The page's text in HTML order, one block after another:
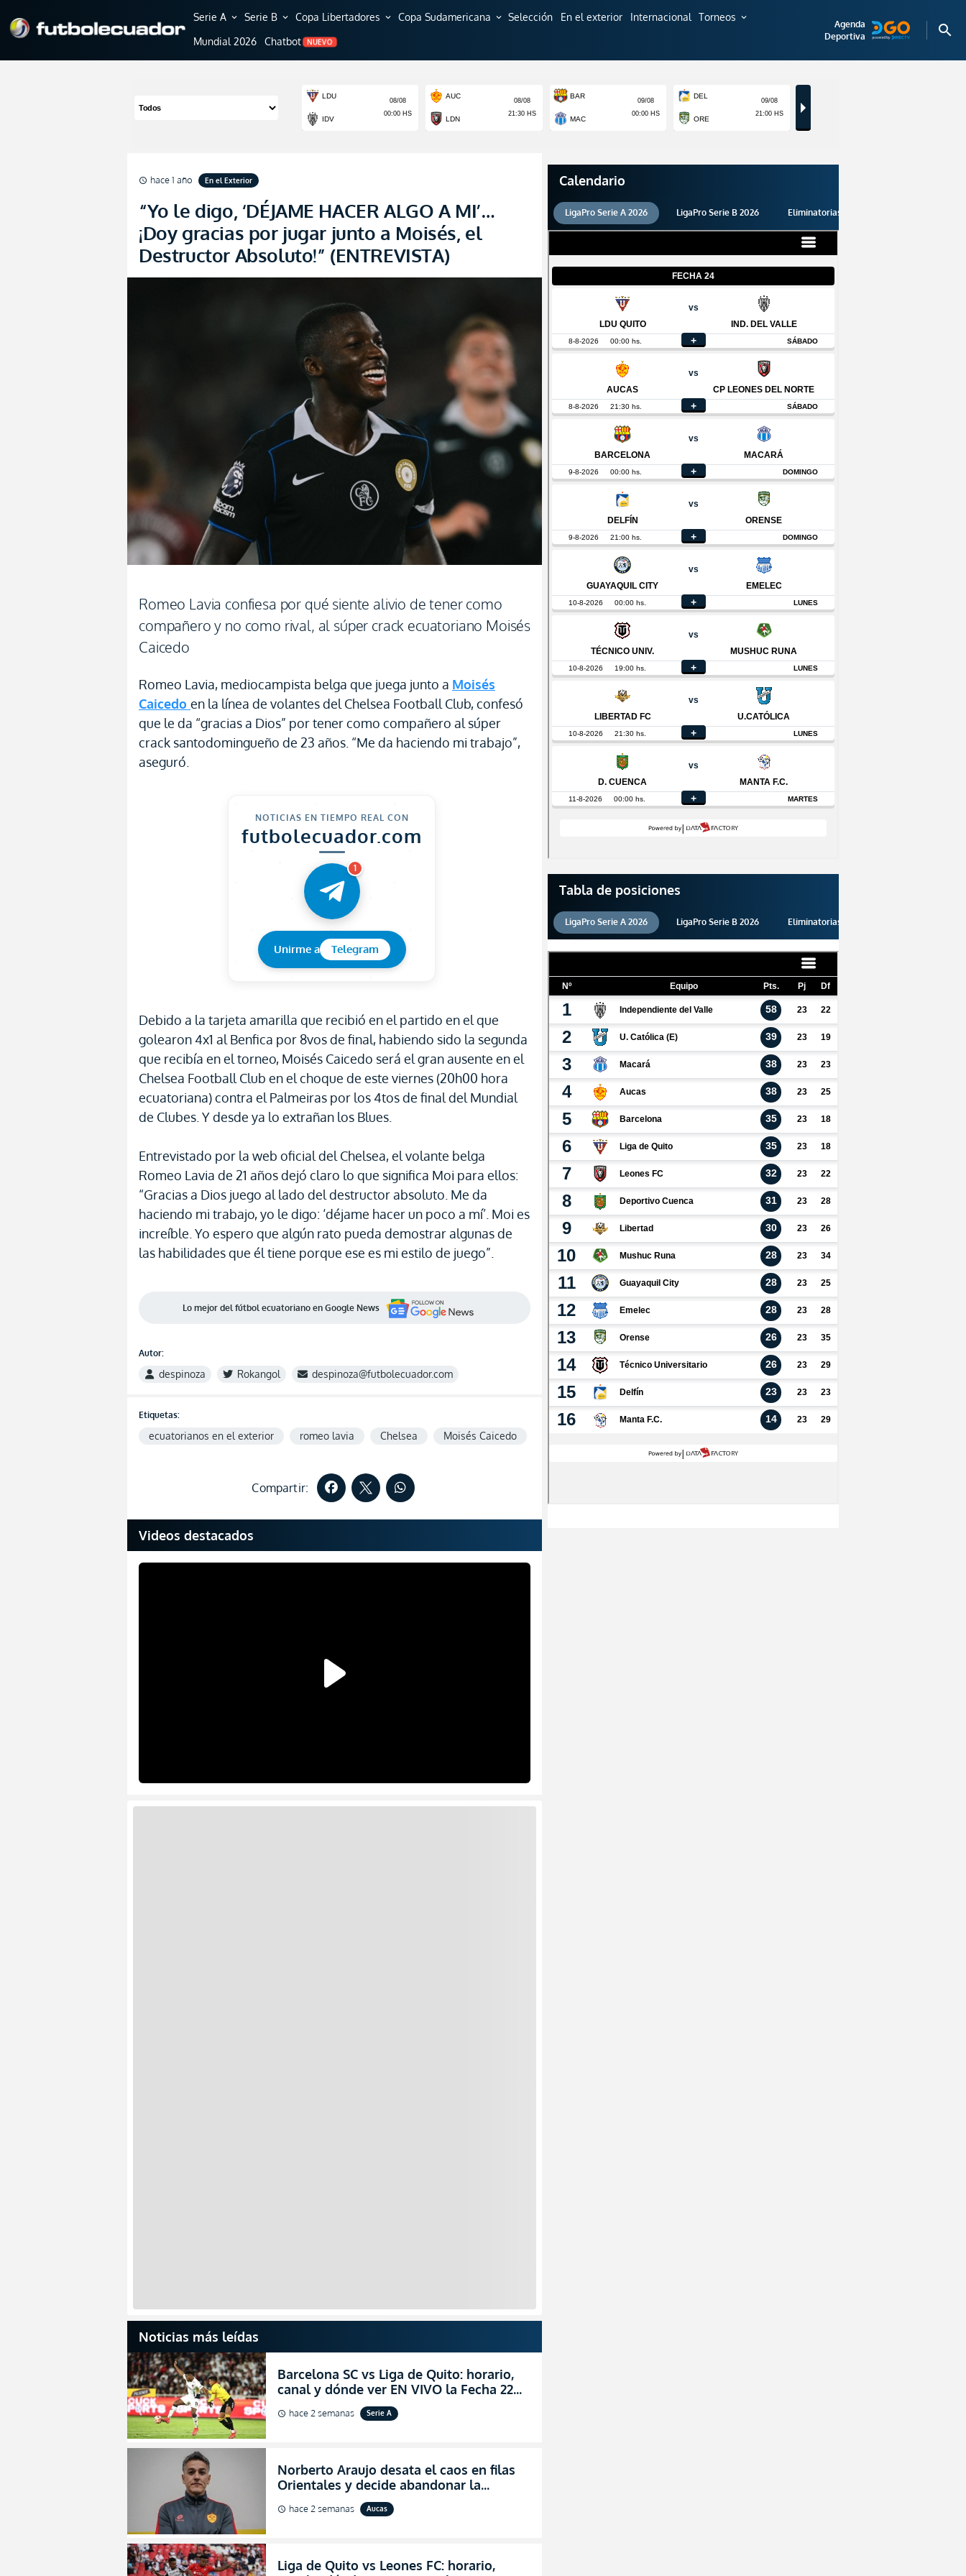
Serie A expand_more Serie B expand_more Copa Libertadores expand_more Copa Sudamericana expand_more Selección En el exterior Internacional Torneos expand_more
Mundial 2026 Chatbot NUEVO
Agenda
Deportiva
search
schedule hace 1 año En el Exterior
“Yo le digo, ‘DÉJAME HACER ALGO A MI’…
¡Doy gracias por jugar junto a Moisés, el
Destructor Absoluto!” (ENTREVISTA)
Romeo Lavia confiesa por qué siente alivio de tener como
compañero y no como rival, al súper crack ecuatoriano Moisés
Caicedo
Romeo Lavia, mediocampista belga que juega junto a Moisés
Caicedo en la línea de volantes del Chelsea Football Club, confesó
que le da “gracias a Dios” por tener como compañero al súper
crack santodomingueño de 23 años. “Me da haciendo mi trabajo”,
aseguró.
NOTICIAS EN TIEMPO REAL CON
futbolecuador.com
1
Unirme a Telegram
Debido a la tarjeta amarilla que recibió en el partido en el que
golearon 4x1 al Benfica por 8vos de final, habiendo sido la segunda
que recibía en el torneo, Moisés Caicedo será el gran ausente en el
Chelsea Football Club en el choque de este viernes (20h00 hora
ecuatoriana) contra el Palmeiras por los 4tos de final del Mundial
de Clubes. Y desde ya lo extrañan los Blues.
Entrevistado por la web oficial del Chelsea, el volante belga
Romeo Lavia de 21 años dejó claro lo que significa Moi para ellos:
“Gracias a Dios juego al lado del destructor absoluto. Me da
haciendo mi trabajo, yo le digo: ‘déjame hacer un poco a mí’. Moi es
increíble. Yo espero que algún rato pueda demostrar algunas de
las habilidades que él tiene porque ese es mi estilo de juego”.
Lo mejor del fútbol ecuatoriano en Google News
Autor:
despinoza Rokangol despinoza@futbolecuador.com
Etiquetas:
ecuatorianos en el exterior romeo lavia Chelsea Moisés Caicedo
Compartir:
Videos destacados
Noticias más leídas
Barcelona SC vs Liga de Quito: horario,
canal y dónde ver EN VIVO la Fecha 22
de la LigaPro 2026
schedule hace 2 semanas Serie A
Norberto Araujo desata el caos en filas
Orientales y decide abandonar la
dirección técnica de Aucas
schedule hace 2 semanas Aucas
Liga de Quito vs Leones FC: horario,
Calendario
LigaPro Serie A 2026 LigaPro Serie B 2026 Eliminatorias 2026
Tabla de posiciones
LigaPro Serie A 2026 LigaPro Serie B 2026 Eliminatorias 2026